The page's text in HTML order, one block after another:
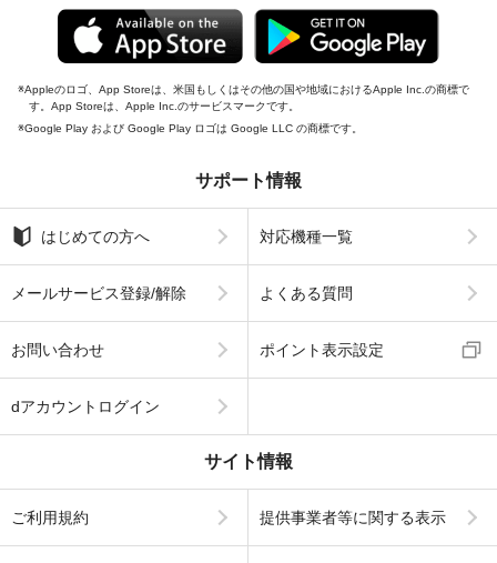
Appleのロゴ、App Storeは、米国もしくはその他の国や地域におけるApple Inc.の商標で
す。App Storeは、Apple Inc.のサービスマークです。
Google Play および Google Play ロゴは Google LLC の商標です。
サポート情報
はじめての方へ 対応機種一覧
メールサービス登録/解除 よくある質問
お問い合わせ ポイント表示設定
dアカウントログイン
サイト情報
ご利用規約 提供事業者等に関する表示